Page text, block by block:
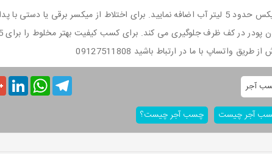
🔼به ازای هر پاکت 20 کیلوگرمی از چسب پاورمیکس حدود 5 لیتر آب اضافه نمایید. برای اختلاط از
با ما در ارتباط باشید 09127511808
LinkedInWhatsAppTelegram آجر
آجر چیست چسب آجر چیست؟